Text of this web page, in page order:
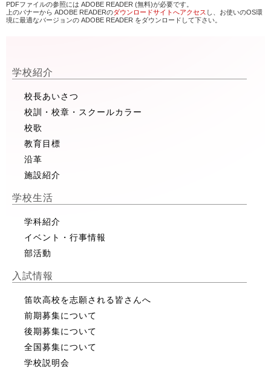
PDFファイルの参照には ADOBE READER (無料)が必要です。
上のバナーから ADOBE READERのダウンロードサイトへアクセス し、お使いのOS環
境に最適なバージョンの ADOBE READER をダウンロードして下さい。
学校紹介
校長あいさつ
校訓・校章・スクールカラー
校歌
教育目標
沿革
施設紹介
学校生活
学科紹介
イベント・行事情報
部活動
入試情報
笛吹高校を志願される皆さんへ
前期募集について
後期募集について
全国募集について
学校説明会